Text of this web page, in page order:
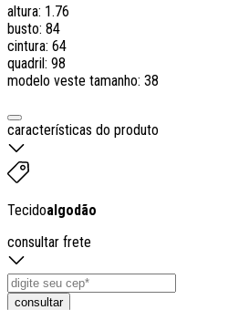
altura: 1.76
busto: 84
cintura: 64
quadril: 98
modelo veste tamanho: 38
características do produto
Tecidoalgodão
consultar frete
consultar